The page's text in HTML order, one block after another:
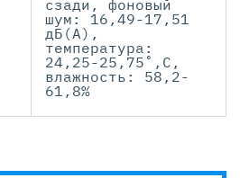
сзади, фоновый
шум: 16,49-17,51
дБ(A),
температура:
24,25-25,75˚,C,
влажность: 58,2-
61,8%